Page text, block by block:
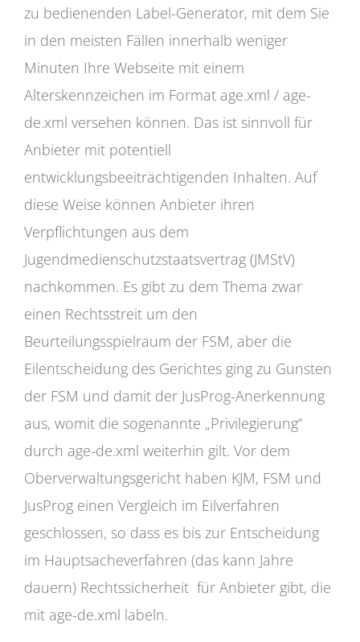
zu bedienenden Label-Generator, mit dem Sie
in den meisten Fällen innerhalb weniger
Minuten Ihre Webseite mit einem
Alterskennzeichen im Format age.xml / age-
de.xml versehen können. Das ist sinnvoll für
Anbieter mit potentiell
entwicklungsbeeiträchtigenden Inhalten. Auf
diese Weise können Anbieter ihren
Verpflichtungen aus dem
Jugendmedienschutzstaatsvertrag (JMStV)
nachkommen. Es gibt zu dem Thema zwar
einen Rechtsstreit um den
Beurteilungsspielraum der FSM, aber die
Eilentscheidung des Gerichtes ging zu Gunsten
der FSM und damit der JusProg-Anerkennung
aus, womit die sogenannte „Privilegierung“
durch age-de.xml weiterhin gilt. Vor dem
Oberverwaltungsgericht haben KJM, FSM und
JusProg einen Vergleich im Eilverfahren
geschlossen, so dass es bis zur Entscheidung
im Hauptsacheverfahren (das kann Jahre
dauern) Rechtssicherheit für Anbieter gibt, die
mit age-de.xml labeln.